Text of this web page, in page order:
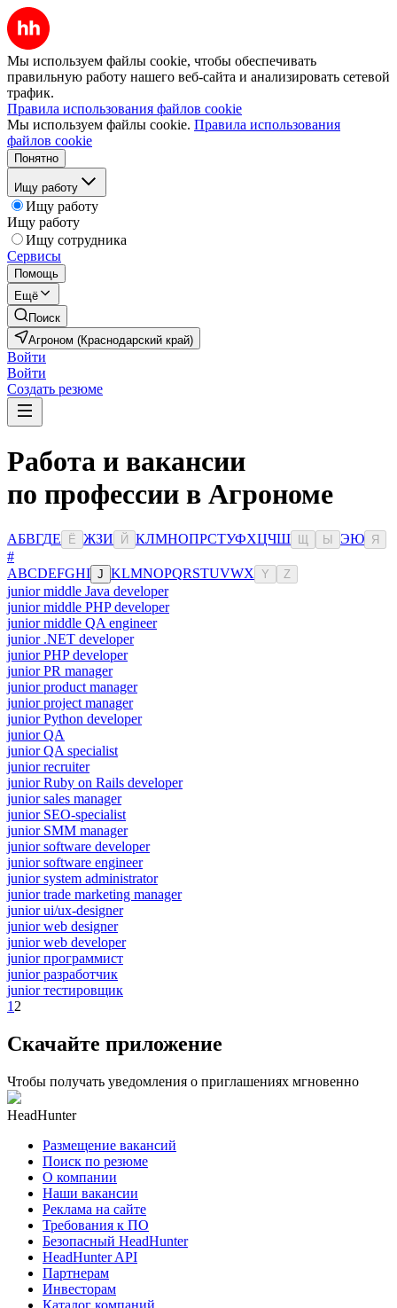
Мы используем файлы cookie, чтобы обеспечивать
правильную работу нашего веб-сайта и анализировать сетевой
трафик.
Правила использования файлов cookie
Мы используем файлы cookie. Правила использования
файлов cookie
Понятно
Ищу работу
Ищу работу
Ищу работу
Ищу сотрудника
Сервисы
Помощь
Ещё
Поиск
Агроном (Краснодарский край)
Войти
Войти
Создать резюме
Работа и вакансии
по профессии в Агрономе
АБВГДЕ Ё ЖЗИ Й КЛМНОПРСТУФХЦЧШ Ы ЭЮ Я
#
ABCDEFGHI J KLMNOPQRSTUVWX Y Z
junior middle Java developer
junior middle PHP developer
junior middle QA engineer
junior .NET developer
junior PHP developer
junior PR manager
junior product manager
junior project manager
junior Python developer
junior QA
junior QA specialist
junior recruiter
junior Ruby on Rails developer
junior sales manager
junior SEO-specialist
junior SMM manager
junior software developer
junior software engineer
junior system administrator
junior trade marketing manager
junior ui/ux-designer
junior web designer
junior web developer
junior программист
junior разработчик
junior тестировщик
1 2
Скачайте приложение
Чтобы получать уведомления о приглашениях мгновенно
HeadHunter
Размещение вакансий
Поиск по резюме
О компании
Наши вакансии
Реклама на сайте
Требования к ПО
Безопасный HeadHunter
HeadHunter API
Партнерам
Инвесторам
Каталог компаний